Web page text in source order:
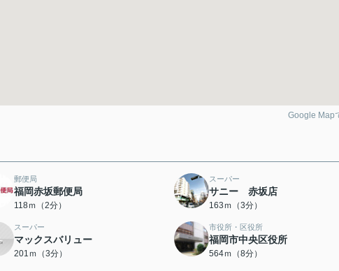
Google Map
郵便局
福岡赤坂郵便局
118ｍ（2分）
スーパー
サニー 赤坂店
163ｍ（3分）
スーパー
マックスバリュー
201ｍ（3分）
市役所・区役所
福岡市中央区役所
564ｍ（8分）